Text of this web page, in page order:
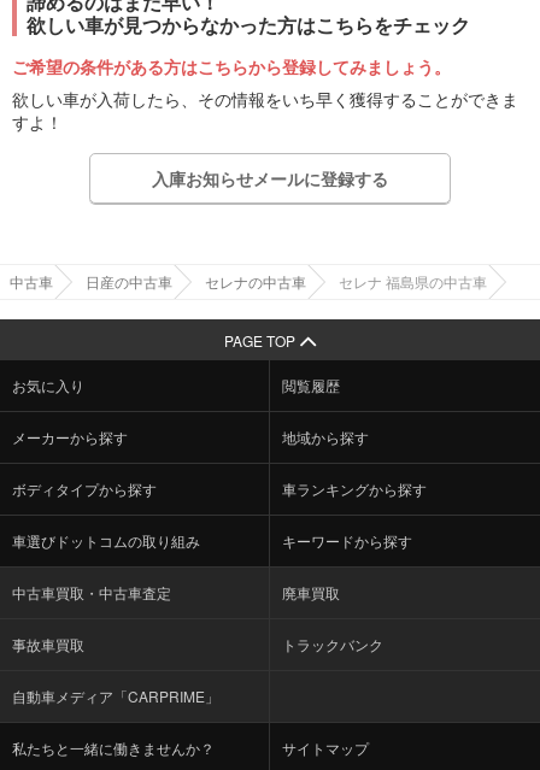
欲しい車が見つからなかった方はこちらをチェック
ご希望の条件がある方はこちらから登録してみましょう。
欲しい車が入荷したら、その情報をいち早く獲得することができま
すよ！
入庫お知らせメールに登録する
中古車 日産の中古車 セレナの中古車 セレナ 福島県の中古車
PAGE TOP
お気に入り 閲覧履歴
メーカーから探す 地域から探す
ボディタイプから探す 車ランキングから探す
車選びドットコムの取り組み キーワードから探す
中古車買取・中古車査定 廃車買取
事故車買取 トラックバンク
自動車メディア「CARPRIME」
私たちと一緒に働きませんか？ サイトマップ